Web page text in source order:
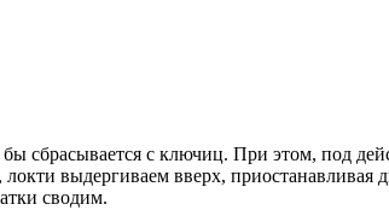
сбрасывается с ключиц. При этом, под
выдергиваем вверх,
сводим.